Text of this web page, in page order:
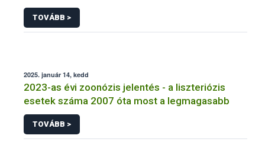
Nemzetközi Napja alkalmából
TOVÁBB >
2025. január 14, kedd
2023-as évi zoonózis jelentés - a liszteriózis
esetek száma 2007 óta most a legmagasabb
TOVÁBB >